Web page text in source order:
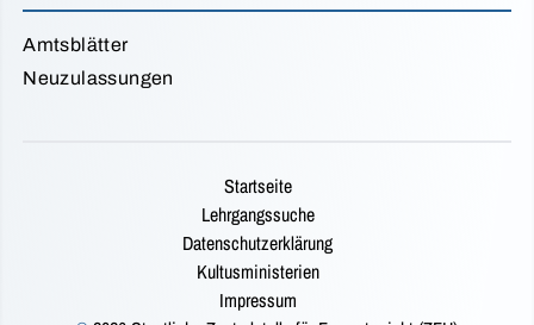
Amtsblätter
Neuzulassungen
Startseite
Lehrgangssuche
Datenschutzerklärung
Kultusministerien
Impressum